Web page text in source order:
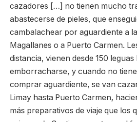
cazadores […] no tienen mucho
abastecerse de pieles, que
cambalachear por aguardiente a
Magallanes o a Puerto Carmen.
distancia, vienen desde 150
emborracharse, y cuando no
comprar aguardiente, se van
Limay hasta Puerto Carmen,
más preparativos de viaje que los